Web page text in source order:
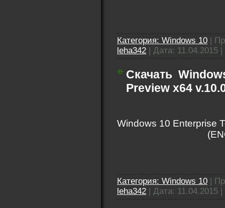
Категория: Windows 10
leha342
Дата: 11.04.2015
Скачать
Preview x64
Windows 10 Enterprise
Категория: Windows 10
leha342
Дата: 11.04.2015